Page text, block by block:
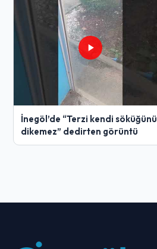
İnegöl’de “Terzi kendi söküğünü
dikemez” dedirten görüntü